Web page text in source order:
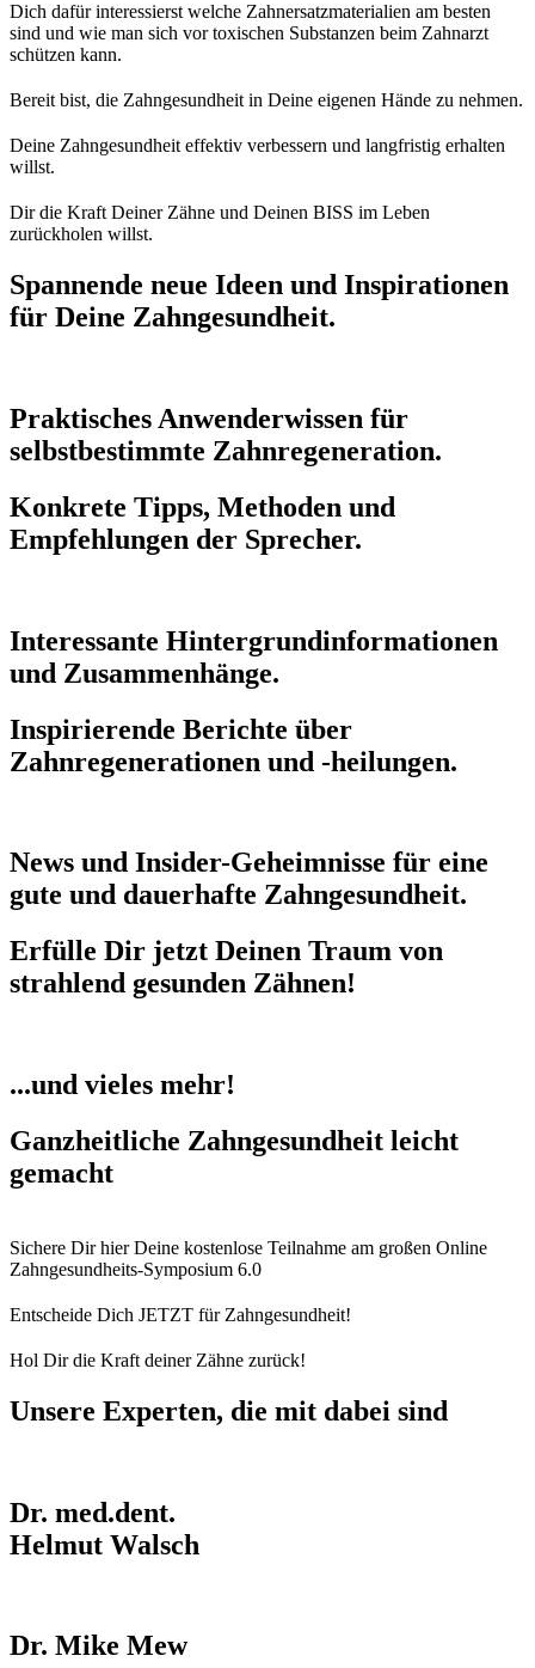
Dich dafür interessierst welche Zahnersatzmaterialien am besten
sind und wie man sich vor toxischen Substanzen beim Zahnarzt
schützen kann.
Bereit bist, die Zahngesundheit in Deine eigenen Hände zu nehmen.
Deine Zahngesundheit effektiv verbessern und langfristig erhalten
willst.
Dir die Kraft Deiner Zähne und Deinen BISS im Leben
zurückholen willst.
Spannende neue Ideen und Inspirationen
für Deine Zahngesundheit.
Praktisches Anwenderwissen für
selbstbestimmte Zahnregeneration.
Konkrete Tipps, Methoden und
Empfehlungen der Sprecher.
Interessante Hintergrundinformationen
und Zusammenhänge.
Inspirierende Berichte über
Zahnregenerationen und -heilungen.
News und Insider-Geheimnisse für eine
gute und dauerhafte Zahngesundheit.
Erfülle Dir jetzt Deinen Traum von
strahlend gesunden Zähnen!
...und vieles mehr!
Ganzheitliche Zahngesundheit leicht
gemacht
Sichere Dir hier Deine kostenlose Teilnahme am großen Online
Zahngesundheits-Symposium 6.0
Entscheide Dich JETZT für Zahngesundheit!
Hol Dir die Kraft deiner Zähne zurück!
Unsere Experten, die mit dabei sind
Dr. med.dent.
Helmut Walsch
Dr. Mike Mew